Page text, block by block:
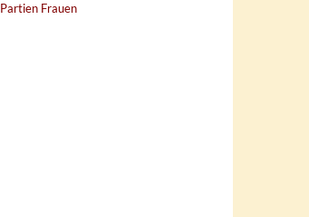
Partien Frauen